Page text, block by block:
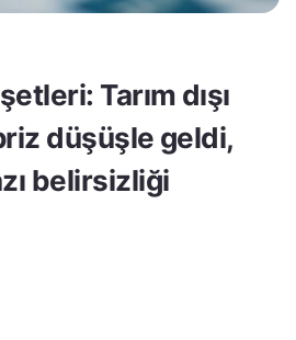
Tarım dışı
düşüşle geldi,
belirsizliği